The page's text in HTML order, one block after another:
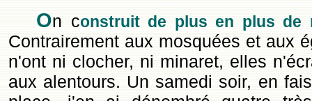
On construit de plus en plus de
Contrairement aux mosquées et aux
n'ont ni clocher, ni minaret, elles
aux alentours. Un samedi soir, en